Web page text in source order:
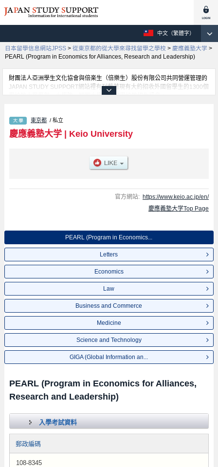
中文（繁體字）
日本留學信息網站JPSS > 從東京都的從大學來尋找留學之學校 > 慶應義塾大学 >
PEARL (Program in Economics for Alliances, Research and Leadership)
財團法人亞洲學生文化協會與倍楽生（倍樂生）股份有限公司共同營運管理的
JAPAN STUDY SUPPORT網站裡有刊載著現有大約招收外國留學生的1300個
學校的大學學部、大學院、短期大學、專門學校的招生訊息。
Economics學部、Law學部、Business and Commerce學部、Medicine學
部、Science and Technology學部、GIGA (Global Information and
Governance Academic) Program -Faculty of Policy Management/Faculty of
名額、合格人數等考試資訊、設施介紹、聯絡方式等對外國留學生是必要之訊
息都刊載於此，請務必查閱及利用此網站。
東京都 / 私立
慶應義塾大学| Keio University
官方網站: https://www.keio.ac.jp/en/
慶應義塾大学Top Page
PEARL (Program in Economics...
Letters
Economics
Law
Business and Commerce
Medicine
Science and Technology
GIGA (Global Information an...
PEARL (Program in Economics for Alliances,
Research and Leadership)
入學考試資料
郵政編碼
108-8345